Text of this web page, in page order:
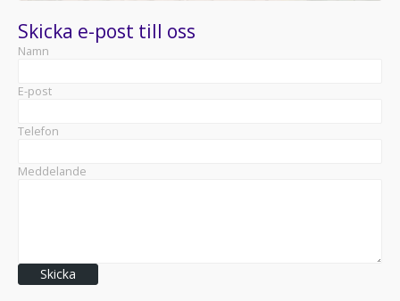
Skicka e-post till oss
Namn
E-post
Telefon
Meddelande
Skicka